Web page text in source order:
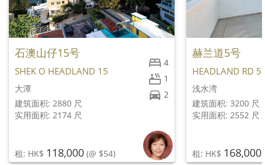
4
1
2
石澳山仔15号
SHEK O HEADLAND 15
大潭
建筑面积: 2880 尺
实用面积: 2174 尺
租: HK$ 118,000 (@ $54)
赫兰道5号
HEADLAND RD 5
浅水湾
建筑面积: 3200 尺
实用面积: 2552 尺
租: HK$ 168,000